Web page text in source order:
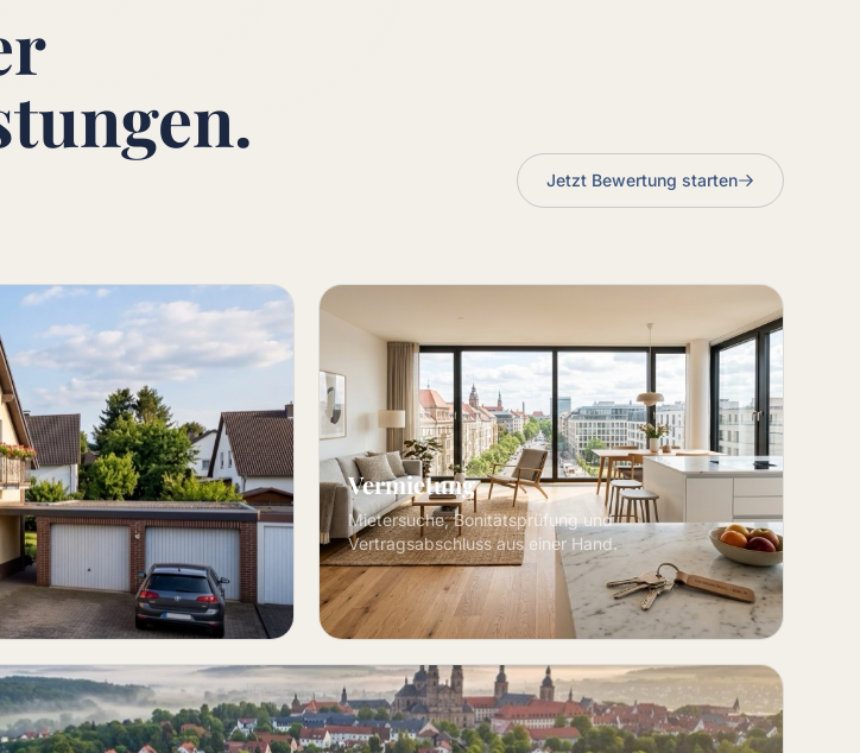
Jetzt Bewertung starten
Vermietung
Mietersuche, Bonitätsprüfung und
Vertragsabschluss aus einer Hand.